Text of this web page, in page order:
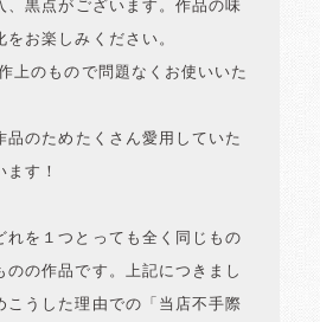
、黒点がございます。作品の味
お楽しみください。
上のもので問題なくお使いいた
品のためたくさん愛用していた
ます！
れを１つとっても全く同じもの
のの作品です。上記につきまし
こうした理由での「当店不手際